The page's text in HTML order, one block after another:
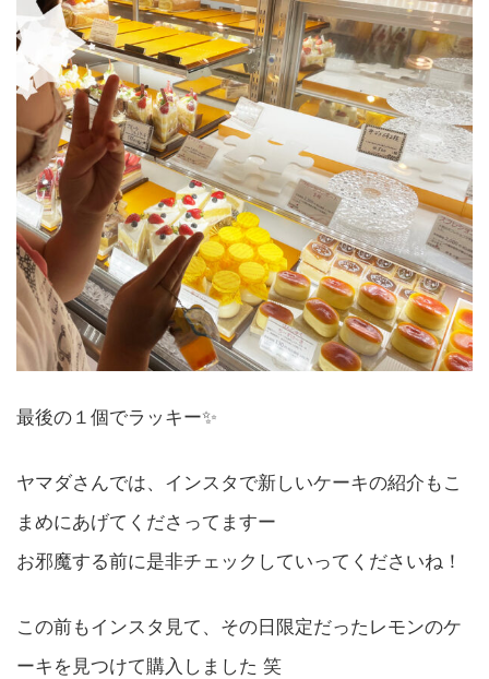
最後の１個でラッキー✨
ヤマダさんでは、インスタで新しいケーキの紹介もこ
まめにあげてくださってますー
お邪魔する前に是非チェックしていってくださいね！
この前もインスタ見て、その日限定だったレモンのケ
ーキを見つけて購入しました 笑